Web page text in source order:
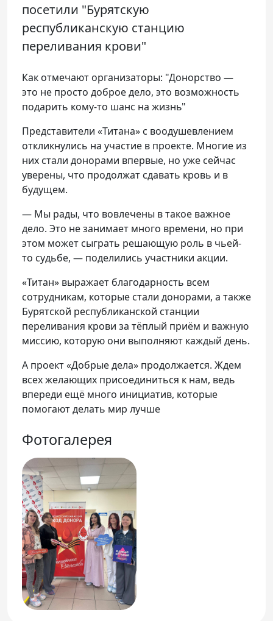
посетили "Бурятскую
республиканскую станцию
переливания крови"
Как отмечают организаторы: "Донорство —
это не просто доброе дело, это возможность
подарить кому-то шанс на жизнь"
Представители «Титана» с воодушевлением
откликнулись на участие в проекте. Многие из
них стали донорами впервые, но уже сейчас
уверены, что продолжат сдавать кровь и в
будущем.
— Мы рады, что вовлечены в такое важное
дело. Это не занимает много времени, но при
этом может сыграть решающую роль в чьей-
то судьбе, — поделились участники акции.
«Титан» выражает благодарность всем
сотрудникам, которые стали донорами, а также
Бурятской республиканской станции
переливания крови за тёплый приём и важную
миссию, которую они выполняют каждый день.
А проект «Добрые дела» продолжается. Ждем
всех желающих присоединиться к нам, ведь
впереди ещё много инициатив, которые
помогают делать мир лучше
Фотогалерея